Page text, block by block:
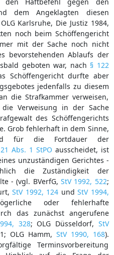
dem Angeklagten diesen
Karlsruhe, Die Justiz 1984,
noch beim Schöffengericht
mit der Sache noch nicht
bevorstehenden Ablaufs der
geboten war, nach § 122
Schöffengericht durfte aber
jedenfalls zu diesem
die Strafkammer verweisen,
Verweisung in der Sache
des Schöffengerichts
Grob fehlerhaft in dem Sinne,
für die Fortdauer der
Abs. 1 StPO ausscheidet, ist
unzuständigen Gerichtes -
die Zuständigkeit der
- (vgl. BVerfG, StV 1992, 522;
StV 1992, 124 undStV 1994,
oder fehlerhafte
das zunächst angerufene
328; OLG Düsseldorf, StV
OLG Hamm, StV 1990, 168).
Terminsvorbereitung